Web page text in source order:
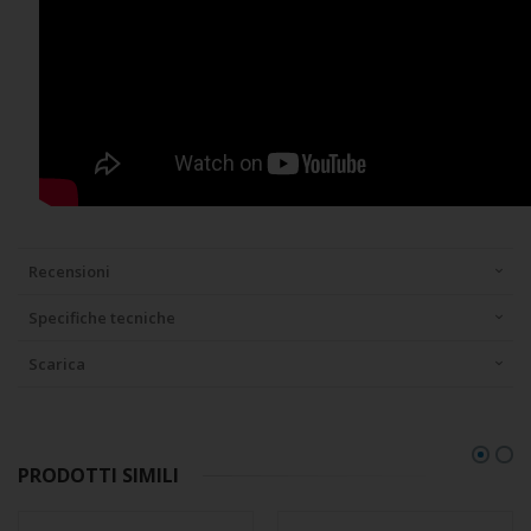
Recensioni
Specifiche tecniche
Scarica
PRODOTTI SIMILI